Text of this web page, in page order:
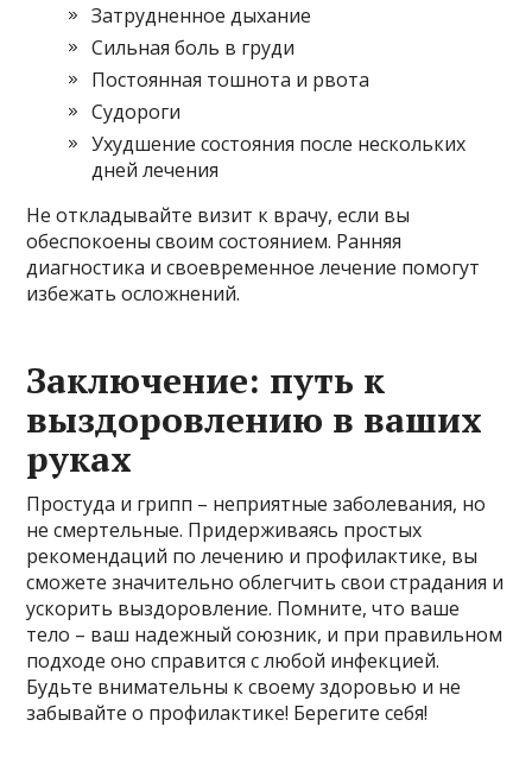
Затрудненное дыхание
Сильная боль в груди
Постоянная тошнота и рвота
Судороги
Ухудшение состояния после нескольких
дней лечения
Не откладывайте визит к врачу, если вы
обеспокоены своим состоянием. Ранняя
диагностика и своевременное лечение помогут
избежать осложнений.
Заключение: путь к
выздоровлению в ваших
руках
Простуда и грипп – неприятные заболевания, но
не смертельные. Придерживаясь простых
рекомендаций по лечению и профилактике, вы
сможете значительно облегчить свои страдания и
ускорить выздоровление. Помните, что ваше
тело – ваш надежный союзник, и при правильном
подходе оно справится с любой инфекцией.
Будьте внимательны к своему здоровью и не
забывайте о профилактике! Берегите себя!